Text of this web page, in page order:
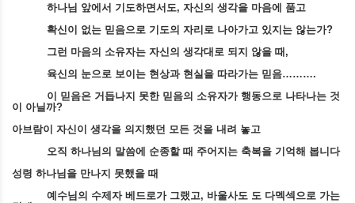
하나님 앞에서 기도하면서도, 자신의 생각을 마음에 품고
확신이 없는 믿음으로 기도의 자리로 나아가고 있지는 않는가?
그런 마음의 소유자는 자신의 생각대로 되지 않을 때,
육신의 눈으로 보이는 현상과 현실을 따라가는 믿음……….
이 믿음은 거듭나지 못한 믿음의 소유자가 행동으로 나타나는 것
이 아닐까?
아브람이 자신이 생각을 의지했던 모든 것을 내려 놓고
오직 하나님의 말씀에 순종할 때 주어지는 축복을 기억해 봅니다
성령 하나님을 만나지 못했을 때
예수님의 수제자 베드로가 그랬고, 바울사도 도 다멕섹으로 가는